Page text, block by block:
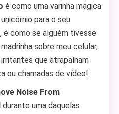
é como uma varinha mágica
para o seu
é como se alguém tivesse
sobre meu celular,
que atrapalham
ou chamadas de vídeo!
Noise From
durante uma daquelas